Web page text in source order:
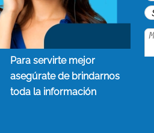
Para servirte mejor
asegúrate de brindarnos
toda la información